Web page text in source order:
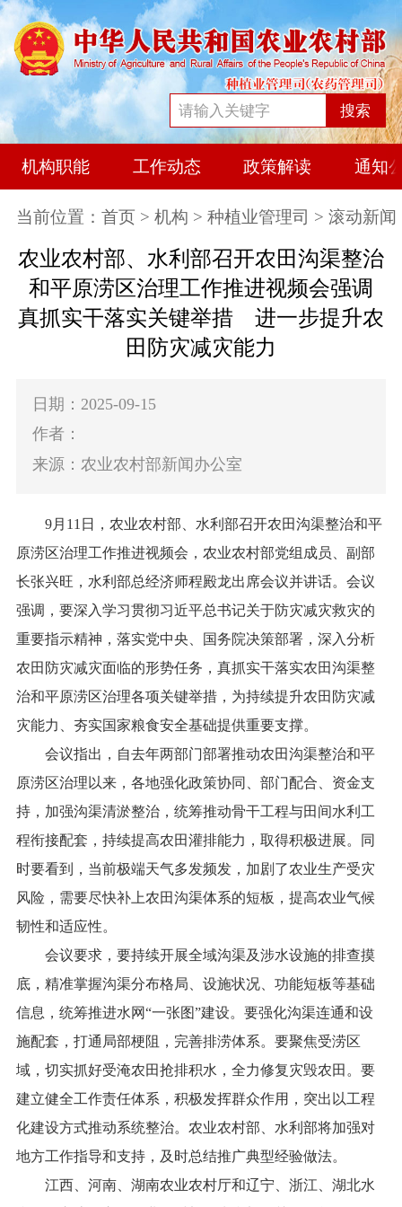
搜索
机构职能 工作动态 政策解读 通知
当前位置： 首页 > 机构 > 种植业管理司 > 滚动新闻
农业农村部、水利部召开农田沟渠整治
和平原涝区治理工作推进视频会强调
真抓实干落实关键举措 进一步提升农
田防灾减灾能力
日期：2025-09-15
作者：
来源：农业农村部新闻办公室
9月11日，农业农村部、水利部召开农田沟渠整治和平
原涝区治理工作推进视频会，农业农村部党组成员、副部
长张兴旺，水利部总经济师程殿龙出席会议并讲话。会议
强调，要深入学习贯彻习近平总书记关于防灾减灾救灾的
重要指示精神，落实党中央、国务院决策部署，深入分析
农田防灾减灾面临的形势任务，真抓实干落实农田沟渠整
治和平原涝区治理各项关键举措，为持续提升农田防灾减
灾能力、夯实国家粮食安全基础提供重要支撑。
会议指出，自去年两部门部署推动农田沟渠整治和平
原涝区治理以来，各地强化政策协同、部门配合、资金支
持，加强沟渠清淤整治，统筹推动骨干工程与田间水利工
程衔接配套，持续提高农田灌排能力，取得积极进展。同
时要看到，当前极端天气多发频发，加剧了农业生产受灾
风险，需要尽快补上农田沟渠体系的短板，提高农业气候
韧性和适应性。
会议要求，要持续开展全域沟渠及涉水设施的排查摸
底，精准掌握沟渠分布格局、设施状况、功能短板等基础
信息，统筹推进水网“一张图”建设。要强化沟渠连通和设
施配套，打通局部梗阻，完善排涝体系。要聚焦受涝区
域，切实抓好受淹农田抢排积水，全力修复灾毁农田。要
建立健全工作责任体系，积极发挥群众作用，突出以工程
化建设方式推动系统整治。农业农村部、水利部将加强对
地方工作指导和支持，及时总结推广典型经验做法。
江西、河南、湖南农业农村厅和辽宁、浙江、湖北水